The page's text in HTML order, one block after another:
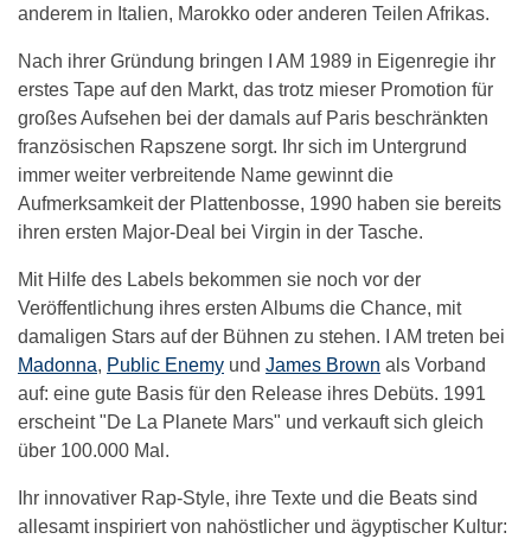
anderem in Italien, Marokko oder anderen Teilen Afrikas.
Nach ihrer Gründung bringen I AM 1989 in Eigenregie ihr
erstes Tape auf den Markt, das trotz mieser Promotion für
großes Aufsehen bei der damals auf Paris beschränkten
französischen Rapszene sorgt. Ihr sich im Untergrund
immer weiter verbreitende Name gewinnt die
Aufmerksamkeit der Plattenbosse, 1990 haben sie bereits
ihren ersten Major-Deal bei Virgin in der Tasche.
Mit Hilfe des Labels bekommen sie noch vor der
Veröffentlichung ihres ersten Albums die Chance, mit
damaligen Stars auf der Bühnen zu stehen. I AM treten bei
Madonna, Public Enemy und James Brown als Vorband
auf: eine gute Basis für den Release ihres Debüts. 1991
erscheint "De La Planete Mars" und verkauft sich gleich
über 100.000 Mal.
Ihr innovativer Rap-Style, ihre Texte und die Beats sind
allesamt inspiriert von nahöstlicher und ägyptischer Kultur: